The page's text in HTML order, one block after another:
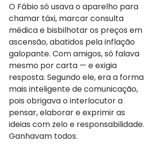
O Fábio só usava o aparelho para
chamar táxi, marcar consulta
médica e bisbilhotar os preços em
ascensão, abatidos pela inflação
galopante. Com amigos, só falava
mesmo por carta — e exigia
resposta. Segundo ele, era a forma
mais inteligente de comunicação,
pois obrigava o interlocutor a
pensar, elaborar e exprimir as
ideias com zelo e responsabilidade.
Ganhavam todos.